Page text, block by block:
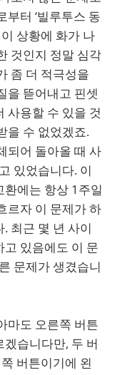
터 ‘빌루투스 동
상황에 화가 나
것인지 정말 심각
좀 더 적극성을
을 뜯어내고 핀셋
사용할 수 있을 것
을 수 없었겠죠.
되어 돌아올 때 사
있었습니다. 이
에는 항상 1주일
르자 이 문제가 하
최근 몇 년 사이
있음에도 이 문
문제가 생겼습니
마도 오른쪽 버튼
습니다만, 두 버
버튼이기에 왼